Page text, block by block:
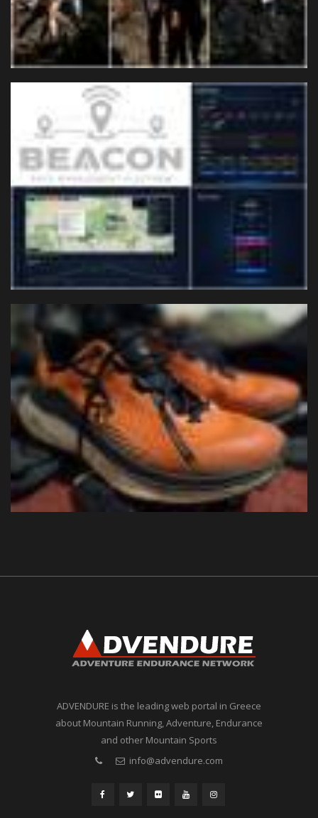
ADVENDURE is the leading web portal in Greece
about Mountain Running, Adventure, Endurance
and other Mountain Sports
info@advendure.com